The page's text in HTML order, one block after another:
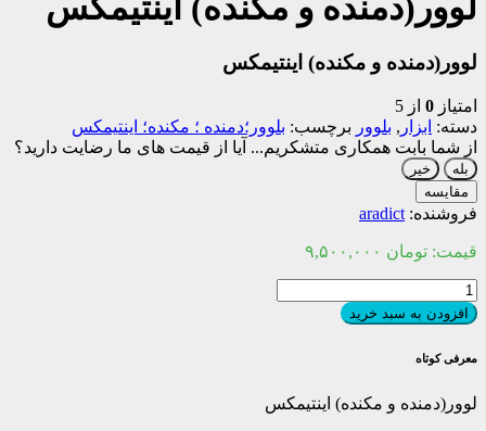
لوور(دمنده و مکنده) اینتیمکس
امتیاز 0 از 5
دسته: ابزار , بلوور برچسب: بلوور؛دمنده ؛ مکنده؛ اینتیمکس
از شما بابت همکاری متشکریم... آیا از قیمت های ما رضایت دارید؟
بله
خیر
مقایسه
فروشنده: aradict
قیمت: تومان
لوور(دمنده
و
مکنده)
اینتیمکس
عدد
افزودن به سبد خرید
معرفی کوتاه
لوور(دمنده و مکنده) اینتیمکس